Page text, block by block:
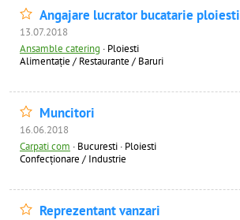
Angajare lucrator bucatarie ploiesti
13.07.2018
Ansamble catering · Ploiesti
Alimentație / Restaurante / Baruri
Muncitori
16.06.2018
Carpati com · Bucuresti · Ploiesti
Confecţionare / Industrie
Reprezentant vanzari